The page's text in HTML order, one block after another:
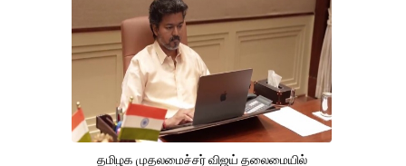
தமிழக முதலமைச்சர் விஜய் தலைமையில்